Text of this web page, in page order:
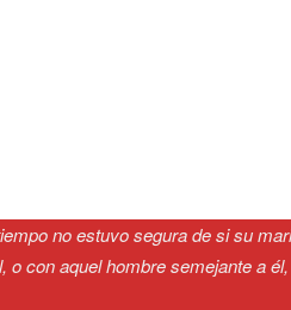
no estuvo segura de si su
o con aquel hombre semejante a